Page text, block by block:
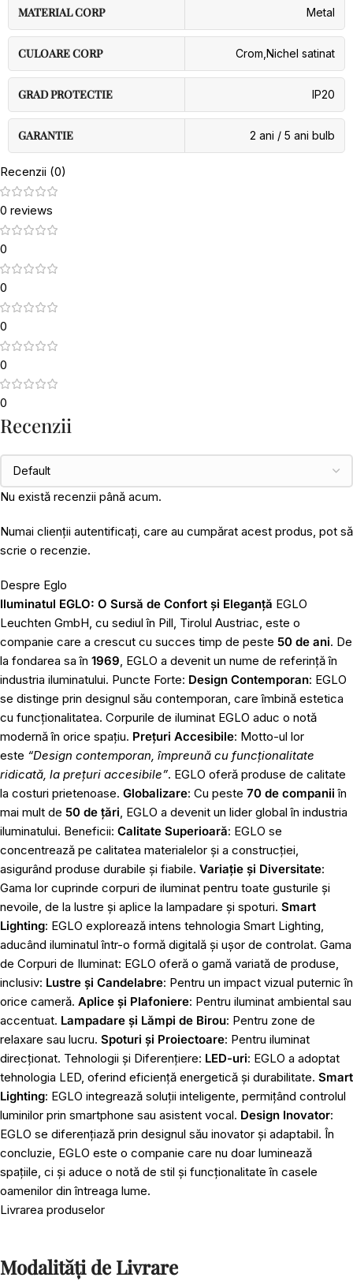
MATERIAL CORP Metal
CULOARE CORP Crom Nichel satinat
GRAD PROTECTIE IP20
GARANTIE 2 ani / 5 ani bulb
Recenzii (0)
0 reviews
0
0
0
0
0
Recenzii
Nu există recenzii până acum.
Numai clienții autentificați, care au cumpărat acest produs, pot să
scrie o recenzie.
Despre Eglo
Iluminatul EGLO: O Sursă de Confort și Eleganță EGLO
Leuchten GmbH, cu sediul în Pill, Tirolul Austriac, este o
companie care a crescut cu succes timp de peste 50 de ani. De
la fondarea sa în 1969, EGLO a devenit un nume de referință în
industria iluminatului. Puncte Forte: Design Contemporan: EGLO
se distinge prin designul său contemporan, care îmbină estetica
cu funcționalitatea. Corpurile de iluminat EGLO aduc o notă
modernă în orice spațiu. Prețuri Accesibile: Motto-ul lor
este “Design contemporan, împreună cu funcționalitate
ridicată, la prețuri accesibile”. EGLO oferă produse de calitate
la costuri prietenoase. Globalizare: Cu peste 70 de companii în
mai mult de 50 de țări, EGLO a devenit un lider global în industria
iluminatului. Beneficii: Calitate Superioară: EGLO se
concentrează pe calitatea materialelor și a construcției,
asigurând produse durabile și fiabile. Variație și Diversitate:
Gama lor cuprinde corpuri de iluminat pentru toate gusturile și
nevoile, de la lustre și aplice la lampadare și spoturi. Smart
Lighting: EGLO explorează intens tehnologia Smart Lighting,
aducând iluminatul într-o formă digitală și ușor de controlat. Gama
de Corpuri de Iluminat: EGLO oferă o gamă variată de produse,
inclusiv: Lustre și Candelabre: Pentru un impact vizual puternic în
orice cameră. Aplice și Plafoniere: Pentru iluminat ambiental sau
accentuat. Lampadare și Lămpi de Birou: Pentru zone de
relaxare sau lucru. Spoturi și Proiectoare: Pentru iluminat
direcționat. Tehnologii și Diferențiere: LED-uri: EGLO a adoptat
tehnologia LED, oferind eficiență energetică și durabilitate. Smart
Lighting: EGLO integrează soluții inteligente, permițând controlul
luminilor prin smartphone sau asistent vocal. Design Inovator:
EGLO se diferențiază prin designul său inovator și adaptabil. În
concluzie, EGLO este o companie care nu doar luminează
spațiile, ci și aduce o notă de stil și funcționalitate în casele
oamenilor din întreaga lume.
Livrarea produselor
Modalități de Livrare